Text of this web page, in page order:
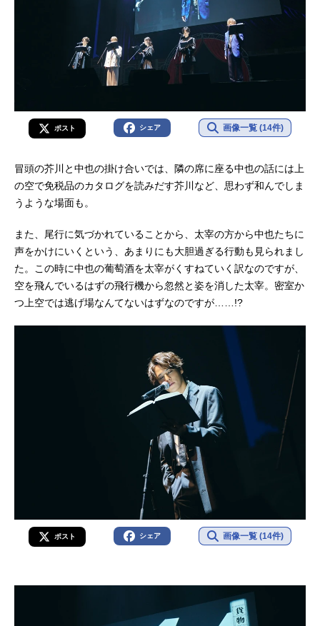
ポスト シェア 画像一覧 (14件)
冒頭の芥川と中也の掛け合いでは、隣の席に座る中也の話には上
の空で免税品のカタログを読みだす芥川など、思わず和んでしま
うような場面も。
また、尾行に気づかれていることから、太宰の方から中也たちに
声をかけにいくという、あまりにも大胆過ぎる行動も見られまし
た。この時に中也の葡萄酒を太宰がくすねていく訳なのですが、
空を飛んでいるはずの飛行機から忽然と姿を消した太宰。密室か
つ上空では逃げ場なんてないはずなのですが……!?
ポスト シェア 画像一覧 (14件)